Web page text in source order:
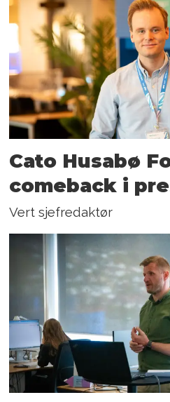
Cato Husabø
comeback i
Vert sjefredaktør